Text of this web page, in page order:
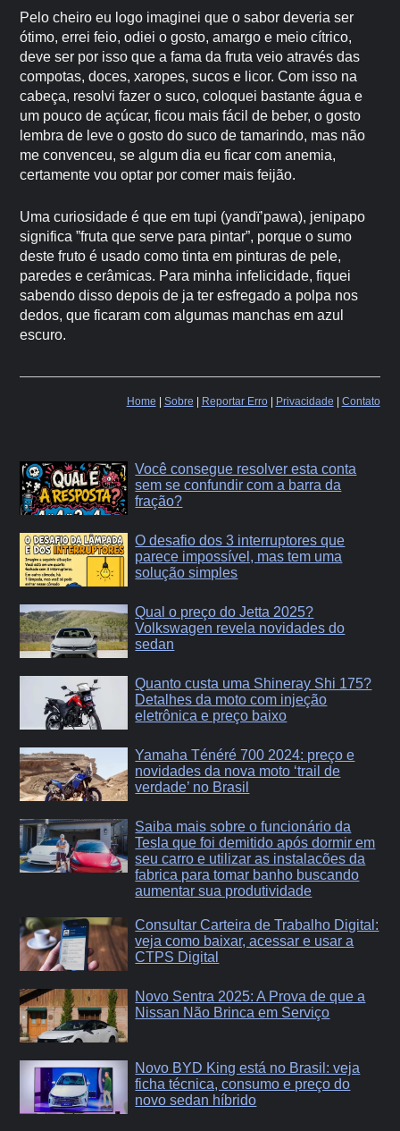
Pelo cheiro eu logo imaginei que o sabor deveria ser
ótimo, errei feio, odiei o gosto, amargo e meio cítrico,
deve ser por isso que a fama da fruta veio através das
compotas, doces, xaropes, sucos e licor. Com isso na
cabeça, resolvi fazer o suco, coloquei bastante água e
um pouco de açúcar, ficou mais fácil de beber, o gosto
lembra de leve o gosto do suco de tamarindo, mas não
me convenceu, se algum dia eu ficar com anemia,
certamente vou optar por comer mais feijão.
Uma curiosidade é que em tupi (yandï’pawa), jenipapo
significa ”fruta que serve para pintar”, porque o sumo
deste fruto é usado como tinta em pinturas de pele,
paredes e cerâmicas. Para minha infelicidade, fiquei
sabendo disso depois de ja ter esfregado a polpa nos
dedos, que ficaram com algumas manchas em azul
escuro.
Home Sobre Reportar Erro| Privacidade Contato
Você consegue resolver esta conta
sem se confundir com a barra da
fração?
O desafio dos 3 interruptores que
parece impossível, mas tem uma
solução simples
Qual o preço do Jetta 2025?
Volkswagen revela novidades do
sedan
Quanto custa uma Shineray Shi 175?
Detalhes da moto com injeção
eletrônica e preço baixo
Yamaha Ténéré 700 2024: preço e
novidades da nova moto ‘trail de
verdade’ no Brasil
Saiba mais sobre o funcionário da
Tesla que foi demitido após dormir em
seu carro e utilizar as instalacões da
fabrica para tomar banho buscando
aumentar sua produtividade
Consultar Carteira de Trabalho Digital:
veja como baixar, acessar e usar a
CTPS Digital
Novo Sentra 2025: A Prova de que a
Nissan Não Brinca em Serviço
Novo BYD King está no Brasil: veja
ficha técnica, consumo e preço do
novo sedan híbrido